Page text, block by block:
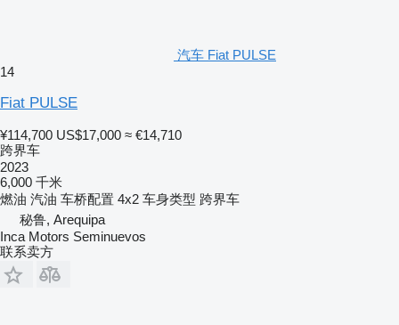
汽车 Fiat PULSE
14
Fiat PULSE
¥114,700 US$17,000 ≈ €14,710
跨界车
2023
6,000 千米
燃油 汽油 车桥配置 4x2 车身类型 跨界车
秘鲁, Arequipa
Inca Motors Seminuevos
联系卖方